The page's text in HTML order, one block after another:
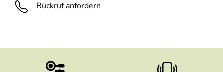
Rückruf anfordern